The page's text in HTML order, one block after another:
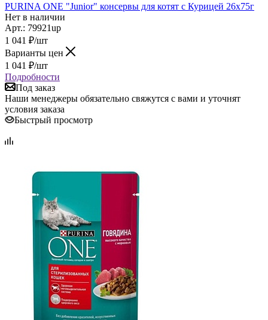
PURINA ONE "Junior" консервы для котят c Курицей 26х75г
Нет в наличии
Арт.: 79921up
1 041 ₽/шт
Варианты цен
1 041 ₽/шт
Подробности
Под заказ
Наши менеджеры обязательно свяжутся с вами и уточнят
условия заказа
Быстрый просмотр